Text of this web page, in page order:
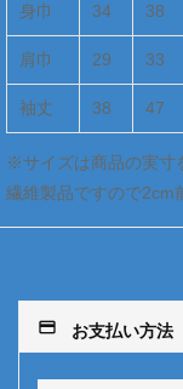
身巾 34 38
肩巾 29 33
袖丈 38 47
※サイズは商品の実寸
繊維製品ですので2cm
payment お支払い方法